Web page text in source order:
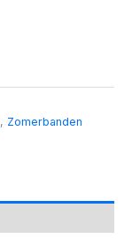
, Zomerbanden